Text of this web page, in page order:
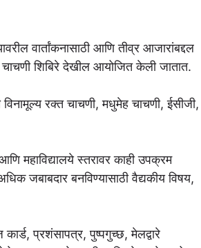
वार्तांकनासाठी आणि तीव्र आजारांबद्दल
चाचणी शिबिरे देखील आयोजित केली जातात.
विनामूल्य रक्त चाचणी, मधुमेह चाचणी, ईसीजी,
महाविद्यालये स्तरावर काही उपक्रम
जबाबदार बनविण्यासाठी वैद्यकीय विषय,
प्रशंसापत्र, पुष्पगुच्छ, मेलद्वारे